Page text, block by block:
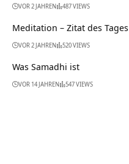
VOR 2 JAHREN 487 VIEWS
Meditation – Zitat des Tages
VOR 2 JAHREN 520 VIEWS
Was Samadhi ist
VOR 14 JAHREN 547 VIEWS